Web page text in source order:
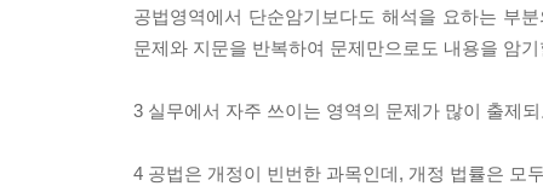
공법영역에서 단순암기보다도 해석을 요하는 부
문제와 지문을 반복하여 문제만으로도 내용을 암
3 실무에서 자주 쓰이는 영역의 문제가 많이 출제
4 공법은 개정이 빈번한 과목인데, 개정 법률은 모